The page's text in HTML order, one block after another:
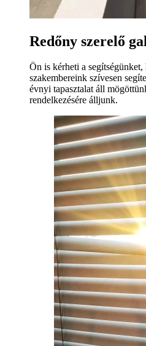
Redőny szerelő
Ön is kérheti a
szakembereink szívesen
évnyi tapasztalat áll
rendelkezésére álljunk.